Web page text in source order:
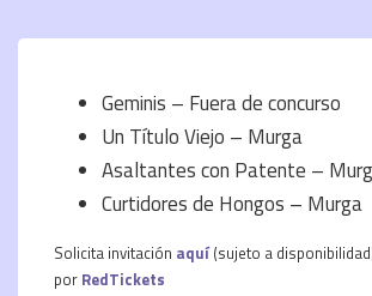
Geminis – Fuera de concurso
Un Título Viejo – Murga
Asaltantes con Patente –
Curtidores de Hongos – Murga
Solicita invitación aquí(sujeto a
por RedTickets